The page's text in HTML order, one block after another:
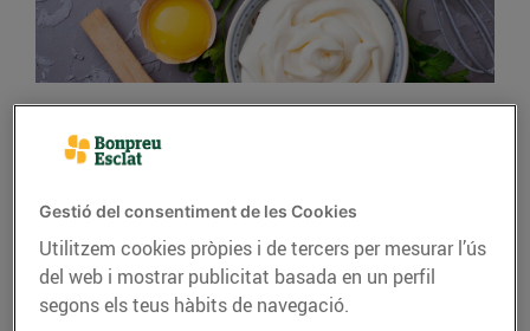
CONSELLS I HÀBITS SALUDABLES
Petits trucs i solucions
sorprenents per als
xefs de casa
20/d’abril/2020
Gestió del consentiment de les Cookies
Utilitzem cookies pròpies i de tercers per mesurar l’ús
del web i mostrar publicitat basada en un perfil
segons els teus hàbits de navegació.